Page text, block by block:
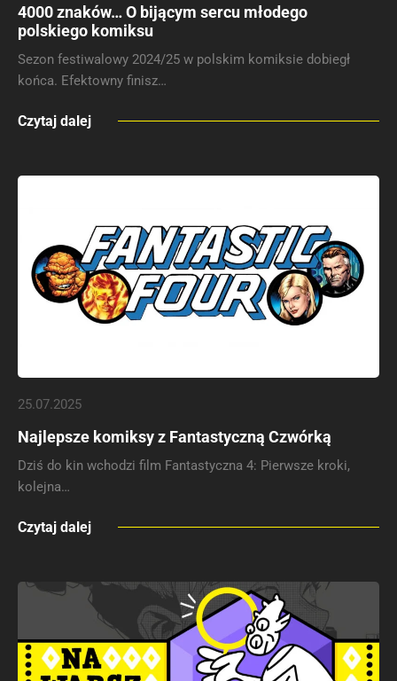
4000 znaków… O bijącym sercu młodego
polskiego komiksu
Sezon festiwalowy 2024/25 w polskim komiksie dobiegł
końca. Efektowny finisz…
Czytaj dalej
25.07.2025
Najlepsze komiksy z Fantastyczną Czwórką
Dziś do kin wchodzi film Fantastyczna 4: Pierwsze kroki,
kolejna…
Czytaj dalej